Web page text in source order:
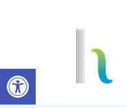
Open toolbar